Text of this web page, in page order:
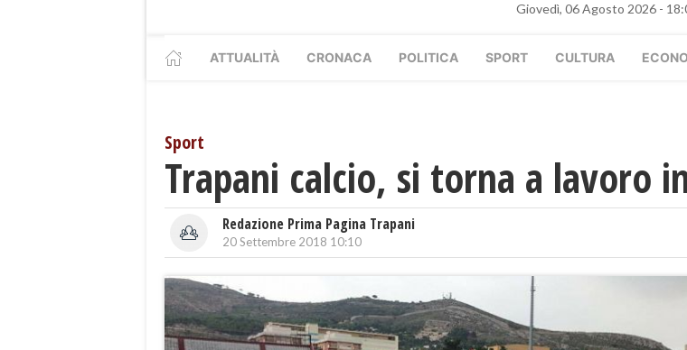
Giovedì, 06 Agosto 2026 -
ATTUALITÀ CRONACA POLITICA SPORT CULTURA
Sport
Trapani calcio, si torna a lavoro
Redazione Prima Pagina Trapani
20 Settembre 2018 10:10